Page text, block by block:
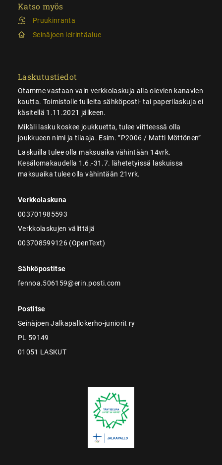
Katso myös
Pruukinranta
Seinäjoen leirintäalue
Laskutustiedot
Otamme vastaan vain verkkolaskuja alla olevien kanavien
kautta. Toimistolle tulleita sähköposti- tai paperilaskuja ei
käsitellä 1.11.2021 jälkeen.
Mikäli lasku koskee joukkuetta, tulee viitteessä olla
joukkueen nimi ja tilaaja. Esim. ”P2006 / Matti Möttönen”
Laskuilla tulee olla maksuaika vähintään 14vrk.
Kesälomakaudella 1.6.-31.7. lähetetyissä laskuissa
maksuaika tulee olla vähintään 21vrk.
Verkkolaskuna
003701985593
Verkkolaskujen välittäjä
003708599126 (OpenText)
Sähköpostitse
fennoa.506159@erin.posti.com
Postitse
Seinäjoen Jalkapallokerho-juniorit ry
PL 59149
01051 LASKUT